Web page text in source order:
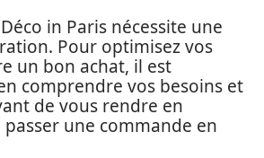
in Paris nécessite une
Pour optimisez vos
un bon achat, il est
comprendre vos besoins et
de vous rendre en
une commande en